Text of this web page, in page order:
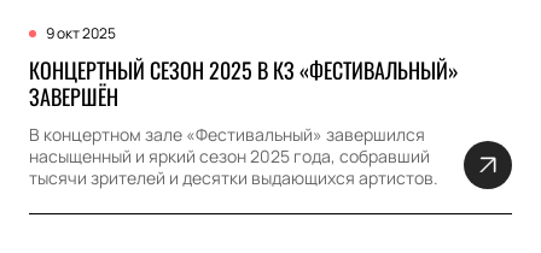
9 окт 2025
КОНЦЕРТНЫЙ СЕЗОН 2025 В КЗ «ФЕСТИВАЛЬНЫЙ»
ЗАВЕРШЁН
В концертном зале «Фестивальный» завершился
насыщенный и яркий сезон 2025 года, собравший
тысячи зрителей и десятки выдающихся артистов.